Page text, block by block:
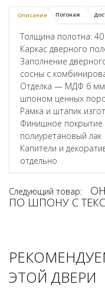
Описание Погонаж
Толщина полотна:
Каркас дверного
Заполнение
сосны с
Отделка — МДФ 6
шпоном ценных
Рамка и штапик
Финишное
полиуретановый лак
Капители и
отдельно
Следующий товар:
ПО ШПОНУ С
ЭТОЙ ДВЕРИ